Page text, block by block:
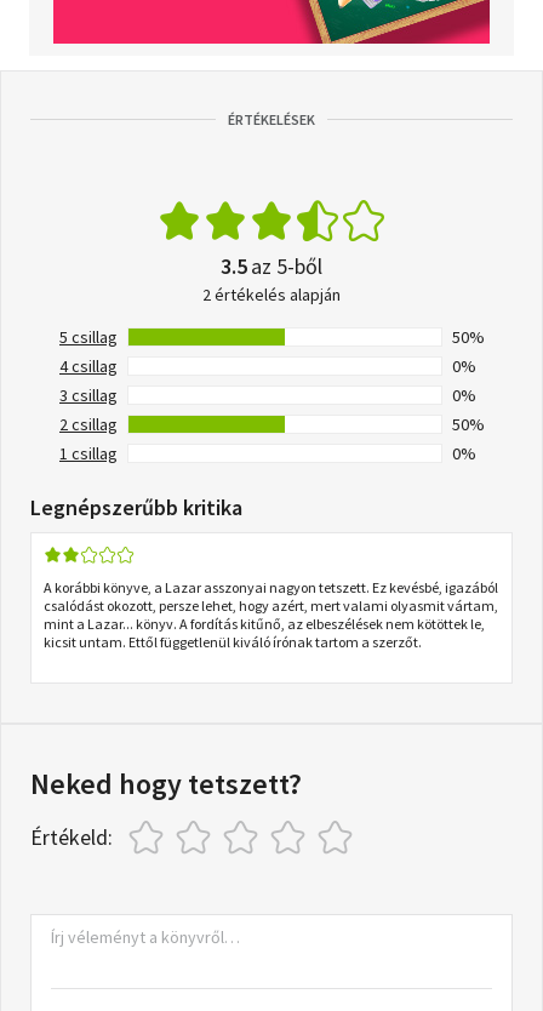
ÉRTÉKELÉSEK
3.5az 5-ből
2 értékelés alapján
5 csillag
50%
4 csillag
0%
3 csillag
0%
2 csillag
50%
1 csillag
0%
Legnépszerűbb kritika
A korábbi könyve, a Lazar asszonyai nagyon tetszett. Ez kevésbé, igazából
csalódást okozott, persze lehet, hogy azért, mert valami olyasmit vártam,
mint a Lazar... könyv. A fordítás kitűnő, az elbeszélések nem kötöttek le,
kicsit untam. Ettől függetlenül kiváló írónak tartom a szerzőt.
Neked hogy tetszett?
Értékeld: